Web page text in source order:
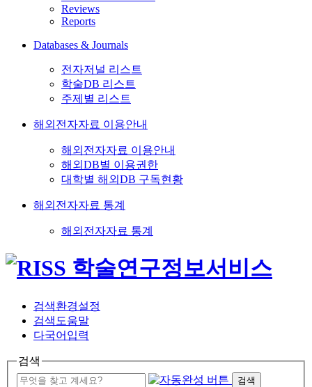
Reviews
Reports
Databases & Journals
전자저널 리스트
학술DB 리스트
주제별 리스트
해외전자자료 이용안내
해외전자자료 이용안내
해외DB별 이용권한
대학별 해외DB 구독현황
해외전자자료 통계
해외전자자료 통계
검색환경설정
검색도움말
다국어입력
검색
검색